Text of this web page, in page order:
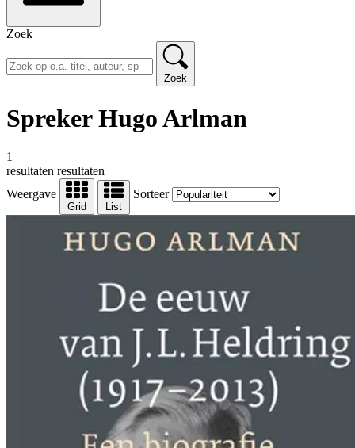
Zoek
Zoek
Spreker Hugo Arlman
1
resultaten resultaten
Weergave
Grid List
Sorteer